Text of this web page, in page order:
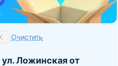
Очистить
Ложинская от